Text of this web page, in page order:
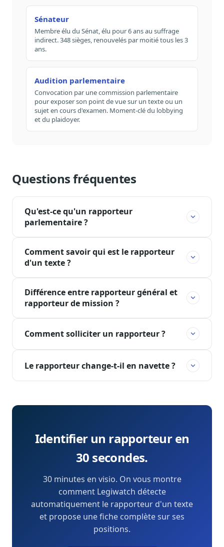
Sénateur
Membre élu du Sénat, élu pour 6 ans au suffrage
indirect. 348 sièges, renouvelés par moitié tous les 3
ans.
Audition parlementaire
Convocation par une commission parlementaire
pour exposer son point de vue sur un texte ou un
sujet en cours d'examen. Moment-clé du lobbying
et du plaidoyer.
Questions fréquentes
Qu'est-ce qu'un rapporteur
parlementaire ?
Comment savoir qui est le rapporteur
d'un texte ?
Différence entre rapporteur général et
rapporteur de mission ?
Comment solliciter un rapporteur ?
Le rapporteur change-t-il en navette ?
Identifier un rapporteur en
30 secondes.
30 minutes en visio. On vous montre
comment Legiwatch détecte
automatiquement le rapporteur d'un texte
et propose une fiche complète sur ses
positions.